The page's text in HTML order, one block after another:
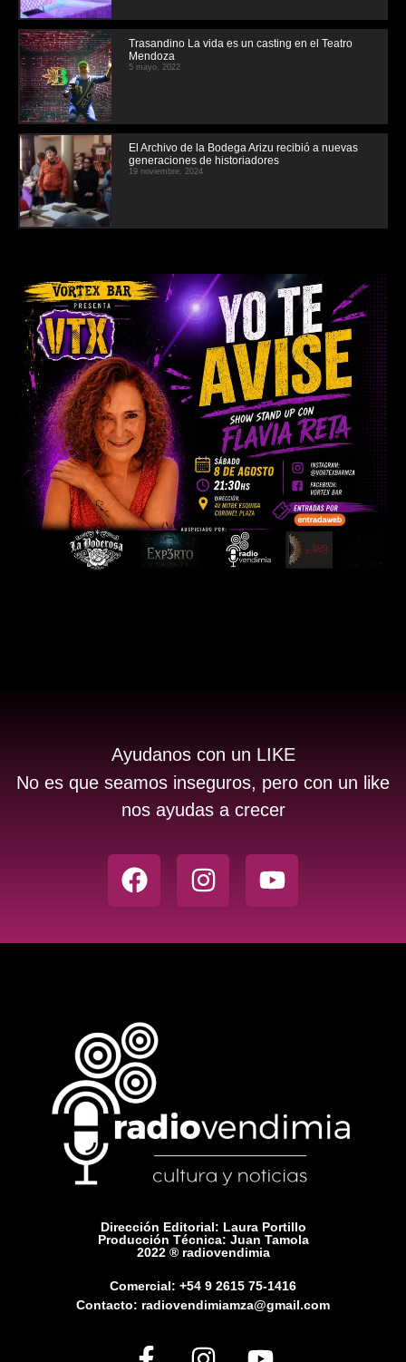
Trasandino La vida es un casting en el Teatro
Mendoza
5 mayo, 2022
El Archivo de la Bodega Arizu recibió a nuevas
generaciones de historiadores
19 noviembre, 2024
Ayudanos con un LIKE
No es que seamos inseguros, pero con un like
nos ayudas a crecer
Dirección Editorial: Laura Portillo
Producción Técnica: Juan Tamola
2022 ® radiovendimia
Comercial: +54 9 2615 75-1416
Contacto: radiovendimiamza@gmail.com